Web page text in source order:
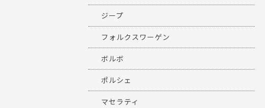
ジープ
フォルクスワーゲン
ボルボ
ポルシェ
マセラティ